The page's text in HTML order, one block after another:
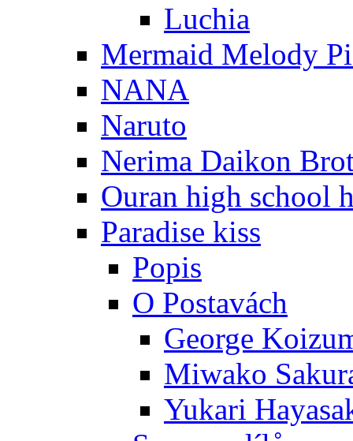
Luchia
Mermaid Melody
NANA
Naruto
Nerima Daikon
Ouran high school
Paradise kiss
Popis
O Postavách
George
Miwako
Yukari